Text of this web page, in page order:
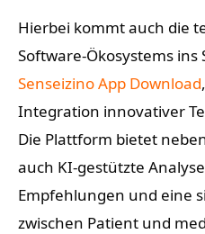
Hierbei kommt auch die
Software-Ökosystems ins
Senseizino App Download
Integration innovativer
Die Plattform bietet
auch KI-gestützte
Empfehlungen und eine
zwischen Patient und